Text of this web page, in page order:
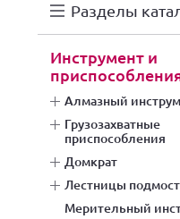
Разделы
инструмент и
алмазный
грузозахватные
приспособления
домкрат
лестницы
мерительный